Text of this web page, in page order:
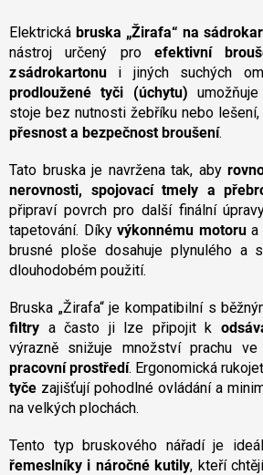
l
á
d
a
c
í
p
v
k
y
v
ý
p
u
Elektrická bruska „Žirafa“ na
nástroj určený pro efektivní
z sádrokartonu i jiných suchých
prodloužené tyči (úchytu)
stoje bez nutnosti žebříku nebo
přesnost a bezpečnost broušení.
Tato bruska je navržena tak, aby
nerovnosti, spojovací tmely a
připraví povrch pro další finální
tapetování. Díky výkonnému motorua
brusné ploše dosahuje plynulého a
dlouhodobém použití.
Bruska „Žirafa“ je kompatibilní s
filtry a často ji lze připojit k
výrazně snižuje množství prachu
pracovní prostředí. Ergonomická
tyče zajišťují pohodlné ovládání a
na velkých plochách.
Tento typ bruskového nářadí je
řemeslníky i náročné kutily, kteří